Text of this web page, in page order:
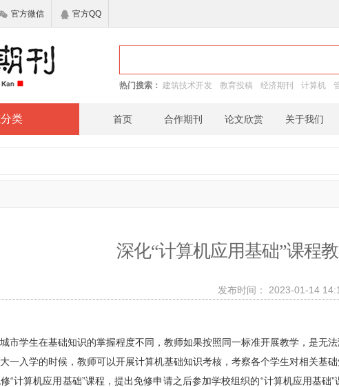
官方微信 官方QQ
热门搜索： 建筑技术开发 教育投稿 经济期刊 计算机
类 首页 合作期刊 论文欣赏 关于我们
深化“计算机应用基础”课程
发布时间： 2023-01-14
学生在基础知识的掌握程度不同，教师如果按照同一标准开展教学，是无
一入学的时候，教师可以开展计算机基础知识考核，考察各个学生对相关基
“计算机应用基础”课程，提出免修申请之后参加学校组织的“计算机应用基